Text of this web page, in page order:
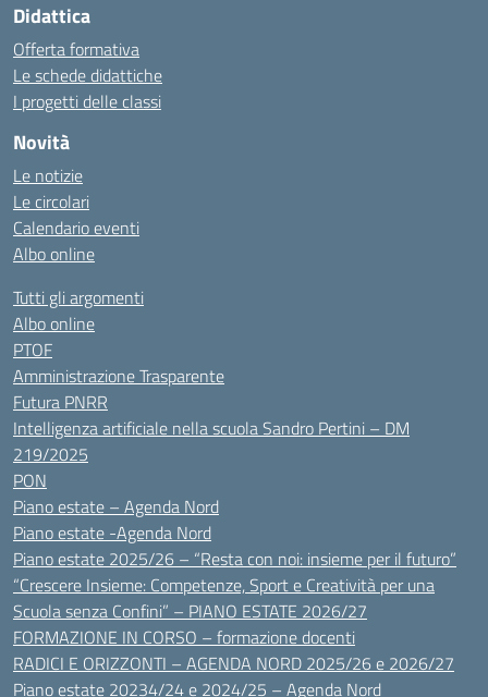
Didattica
Offerta formativa
Le schede didattiche
I progetti delle classi
Novità
Le notizie
Le circolari
Calendario eventi
Albo online
Tutti gli argomenti
Albo online
PTOF
Amministrazione Trasparente
Futura PNRR
Intelligenza artificiale nella scuola Sandro Pertini – DM
219/2025
PON
Piano estate – Agenda Nord
Piano estate -Agenda Nord
Piano estate 2025/26 – “Resta con noi: insieme per il futuro”
“Crescere Insieme: Competenze, Sport e Creatività per una
Scuola senza Confini” – PIANO ESTATE 2026/27
FORMAZIONE IN CORSO – formazione docenti
RADICI E ORIZZONTI – AGENDA NORD 2025/26 e 2026/27
Piano estate 20234/24 e 2024/25 – Agenda Nord